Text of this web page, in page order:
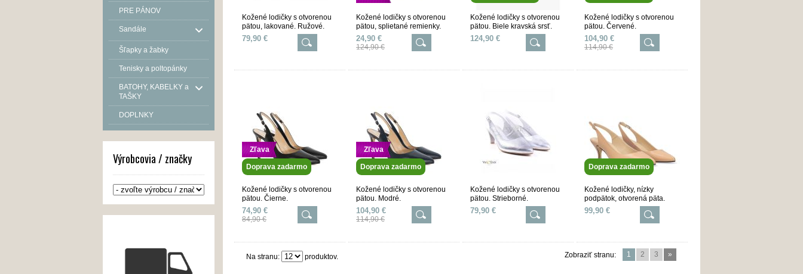
PRE PÁNOV
Sandále
Šľapky a žabky
Tenisky a poltopánky
BATOHY, KABELKY a
TAŠKY
DOPLNKY
Výrobcovia / značky
Kožené lodičky s otvorenou
pätou, lakované. Ružové.
79,90 €
Kožené lodičky s otvorenou
pätou, splietané remienky.
Béžové.
24,90 €
124,90 €
Kožené lodičky s otvorenou
pätou. Biele kravská srsť.
124,90 €
Kožené lodičky s otvorenou
pätou. Červené.
104,90 €
114,90 €
Zľava
Doprava zadarmo
Kožené lodičky s otvorenou
pätou. Čierne.
74,90 €
84,90 €
Zľava
Doprava zadarmo
Kožené lodičky s otvorenou
pätou. Modré.
104,90 €
114,90 €
Kožené lodičky s otvorenou
pätou. Strieborné.
79,90 €
Doprava zadarmo
Kožené lodičky, nízky
podpätok, otvorená päta.
Béžové.
99,90 €
Na stranu: produktov. Zobraziť stranu: 1 2 3 »